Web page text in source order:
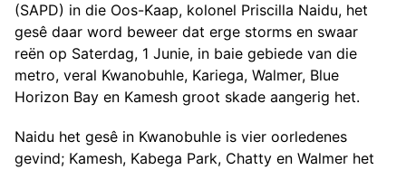
(SAPD) in die Oos-Kaap, kolonel Priscilla Naidu, het
gesê daar word beweer dat erge storms en swaar
reën op Saterdag, 1 Junie, in baie gebiede van die
metro, veral Kwanobuhle, Kariega, Walmer, Blue
Horizon Bay en Kamesh groot skade aangerig het.
Naidu het gesê in Kwanobuhle is vier oorledenes
gevind; Kamesh, Kabega Park, Chatty en Walmer het